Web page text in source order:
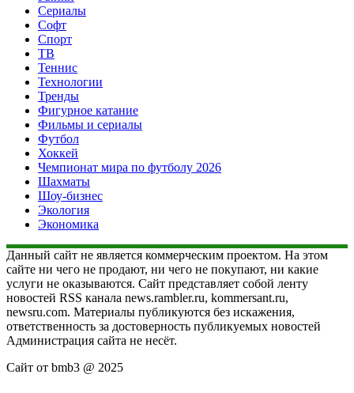
Сериалы
Софт
Спорт
ТВ
Теннис
Технологии
Тренды
Фигурное катание
Фильмы и сериалы
Футбол
Хоккей
Чемпионат мира по футболу 2026
Шахматы
Шоу-бизнес
Экология
Экономика
Данный сайт не является коммерческим проектом. На этом
сайте ни чего не продают, ни чего не покупают, ни какие
услуги не оказываются. Сайт представляет собой ленту
новостей RSS канала news.rambler.ru, kommersant.ru,
newsru.com. Материалы публикуются без искажения,
ответственность за достоверность публикуемых новостей
Администрация сайта не несёт.
Сайт от bmb3 @ 2025